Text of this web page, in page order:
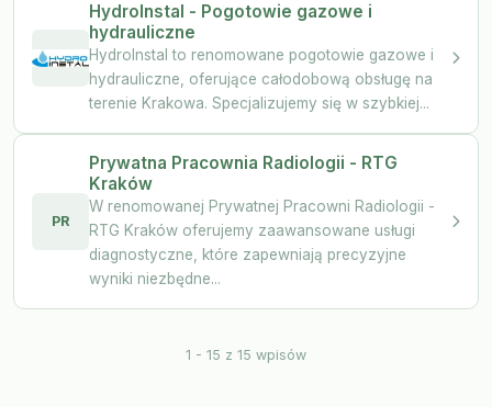
HydroInstal - Pogotowie gazowe i
hydrauliczne
HydroInstal to renomowane pogotowie gazowe i
hydrauliczne, oferujące całodobową obsługę na
terenie Krakowa. Specjalizujemy się w szybkiej...
PR
Prywatna Pracownia Radiologii - RTG
Kraków
W renomowanej Prywatnej Pracowni Radiologii -
RTG Kraków oferujemy zaawansowane usługi
diagnostyczne, które zapewniają precyzyjne
wyniki niezbędne...
1 - 15 z 15 wpisów